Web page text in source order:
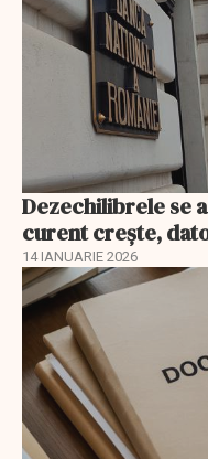
Dezechilibrele se
curent crește,
14 IANUARIE 2026